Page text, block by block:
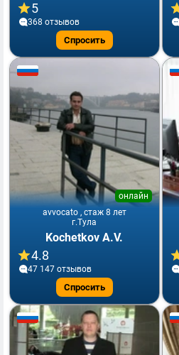
5
368 отзывов
Спросить
avvocato , стаж 8 лет
онлайн
г.Тула
Kochetkov A.V.
4.8
47 147 отзывов
Спросить